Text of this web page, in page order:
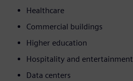
Healthcare
Commercial buildings
Higher education
Hospitality and entertainment
Data centers